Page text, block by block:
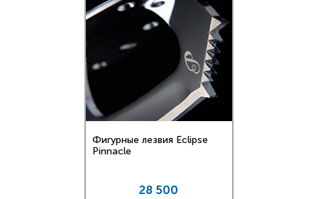
Фигурные лезвия Eclipse
Pinnacle
28 500